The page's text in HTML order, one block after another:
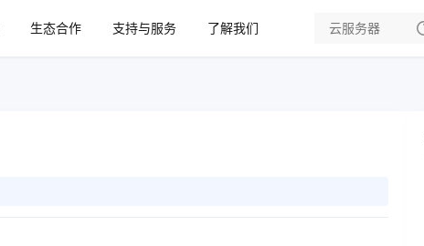
生态合作 支持与服务
了解我们